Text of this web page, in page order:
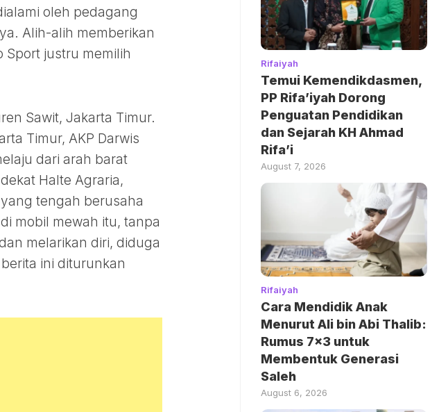
oleh pedagang
Alih-alih memberikan
justru memilih
Sawit, Jakarta Timur.
Timur, AKP Darwis
dari arah barat
Halte Agraria,
tengah berusaha
mobil mewah itu, tanpa
melarikan diri, diduga
ini diturunkan
Rifaiyah
Temui Kemendikdasmen,
PP Rifa’iyah Dorong
Penguatan Pendidikan
dan Sejarah KH Ahmad
Rifa’i
August 7, 2026
Rifaiyah
Cara Mendidik Anak
Menurut Ali bin Abi Thalib:
Rumus 7×3 untuk
Membentuk Generasi
Saleh
August 6, 2026